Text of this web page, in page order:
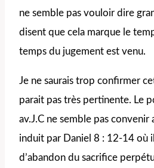
ne semble pas vouloir dire
disent que cela marque le
temps du jugement est venu.
Je ne saurais trop confirmer
parait pas très pertinente. Le
av.J.C ne semble pas
induit par Daniel 8 : 12-14 où
d’abandon du sacrifice